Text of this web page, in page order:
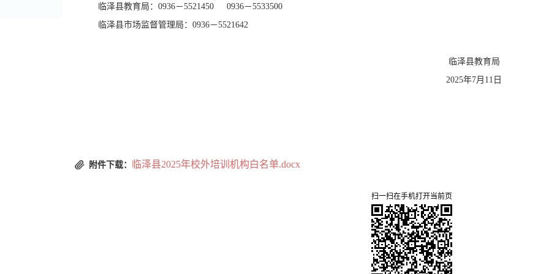
临泽县教育局：0936－5521450 0936－5533500
临泽县市场监督管理局：0936－5521642
临泽县教育
2025年7月11
附件下载： 临泽县2025年校外培训机构白名单.docx
扫一扫在手机打开当前页